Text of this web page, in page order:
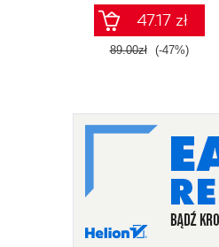
47.17 zł
89.00zł (-47%)